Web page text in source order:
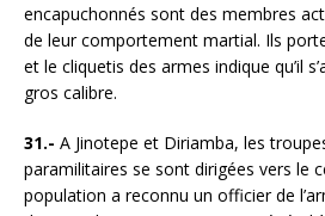
encapuchonnés sont des membres
de leur comportement martial. Ils
et le cliquetis des armes indique qu’il
gros calibre.
31.- A Jinotepe et Diriamba, les
paramilitaires se sont dirigées vers le
population a reconnu un officier de